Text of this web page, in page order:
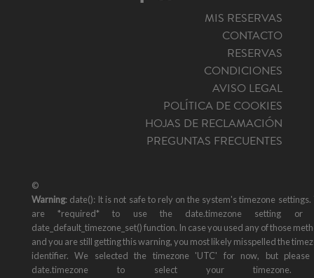
MIS RESERVAS
CONTACTO
RESERVAS
CONDICIONES
AVISO LEGAL
POLÍTICA DE COOKIES
HOJAS DE RECLAMACIÓN
PREGUNTAS FRECUENTES
©
Warning: date(): It is not safe to rely on the system's timezone settings.
are *required* to use the date.timezone setting or
date_default_timezone_set() function. In case you used any of those
and you are still getting this warning, you most likely misspelled the
identifier. We selected the timezone 'UTC' for now, but please
date.timezone to select your timezone.